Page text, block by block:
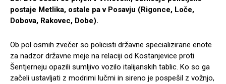
postaje Metlika, ostale pa v Posavju (Rigonce, Loče,
Dobova, Rakovec, Dobe).
Ob pol osmih zvečer so policisti državne specializirane enote
za nadzor državne meje na relaciji od Kostanjevice proti
Šentjerneju opazili sumljivo vozilo italijanskih tablic. Ko so ga
začeli ustavljati z modrimi lučmi in sireno je pospešil z vožnjo,